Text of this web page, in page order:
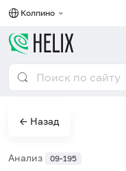
Колпино
← Назад
Анализ 09-195